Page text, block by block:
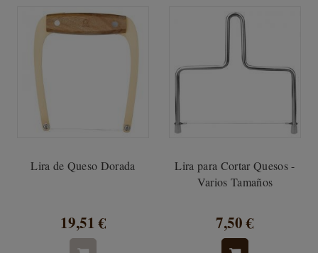
Lira de Queso Dorada
19,51 €
Lira para Cortar Quesos -
Varios Tamaños
7,50 €